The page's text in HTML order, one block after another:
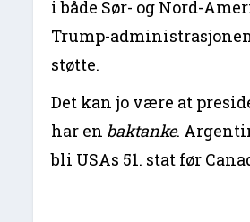
i både Sør- og Nord-
Trump-
støtte.
Det kan jo være at
har en baktanke.
bli USAs 51. stat før